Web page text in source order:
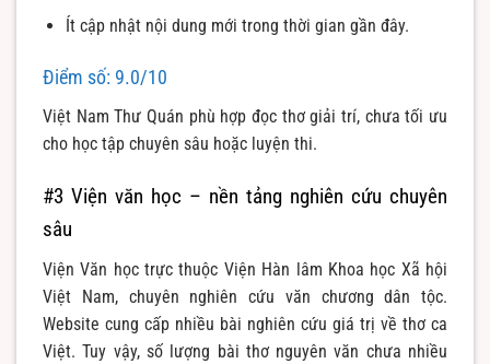
Ít cập nhật nội dung mới trong thời gian gần đây.
Điểm số: 9.0/10
Việt Nam Thư Quán phù hợp đọc thơ giải trí, chưa tối ưu
cho học tập chuyên sâu hoặc luyện thi.
#3 Viện văn học – nền tảng nghiên cứu chuyên
sâu
Viện Văn học trực thuộc Viện Hàn lâm Khoa học Xã hội
Việt Nam, chuyên nghiên cứu văn chương dân tộc.
Website cung cấp nhiều bài nghiên cứu giá trị về thơ ca
Việt. Tuy vậy, số lượng bài thơ nguyên văn chưa nhiều